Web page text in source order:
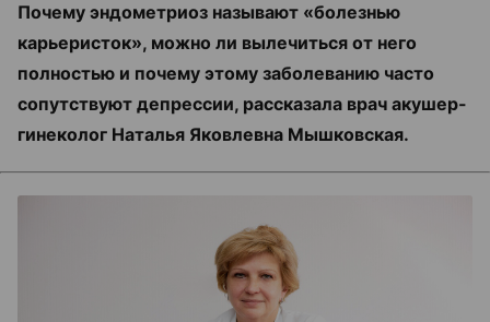
Почему эндометриоз называют «болезнью
карьеристок», можно ли вылечиться от него
полностью и почему этому заболеванию часто
сопутствуют депрессии, рассказала врач акушер-
гинеколог Наталья Яковлевна Мышковская.